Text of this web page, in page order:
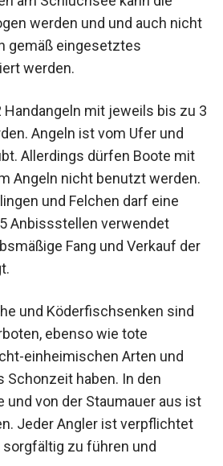
werden und und auch nicht
gemäß eingesetztes
werden.
mit jeweils bis zu 3
Angeln ist vom Ufer und
Allerdings dürfen Boote mit
Angeln nicht benutzt werden.
und Felchen darf eine
Anbissstellen verwendet
Fang und Verkauf der
und Köderfischsenken sind
ebenso wie tote
einheimischen Arten und
Schonzeit haben. In den
und von der Staumauer aus ist
Jeder Angler ist verpflichtet
zu führen und